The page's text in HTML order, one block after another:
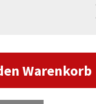
Warenkorb